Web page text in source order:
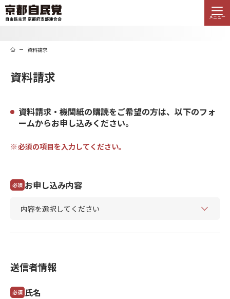
メニュー
資料請求
資料請求
資料請求・機関紙の購読をご希望の方は、以下のフォ
ームからお申し込みください。
必須の項目を入力してください。
必須 お申し込み内容
送信者情報
必須 氏名